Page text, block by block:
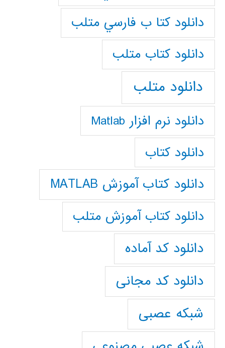
دانلود كتا ب فارسي متلب
دانلود كتاب متلب
دانلود متلب
دانلود نرم افزار Matlab
دانلود کتاب
دانلود کتاب آموزش MATLAB
دانلود کتاب آموزش متلب
دانلود کد آماده
دانلود کد مجانی
شبکه عصبی